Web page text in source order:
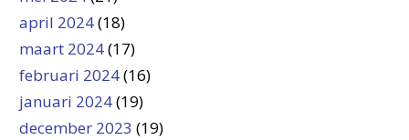
april 2024(18)
maart 2024(17)
februari 2024(16)
januari 2024(19)
december 2023 (19)